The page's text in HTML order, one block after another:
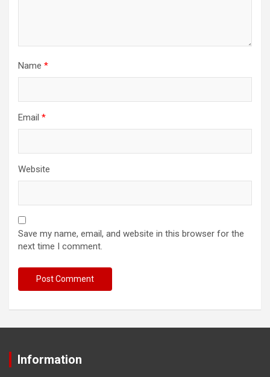
Name *
Email *
Website
Save my name, email, and website in this browser for the
next time I comment.
Information